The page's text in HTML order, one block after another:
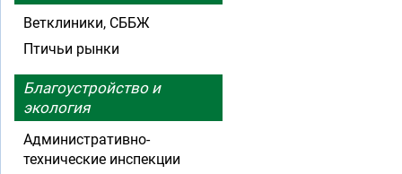
Ветклиники, СББЖ
Птичьи рынки
Благоустройство и
экология
Административно-
технические инспекции